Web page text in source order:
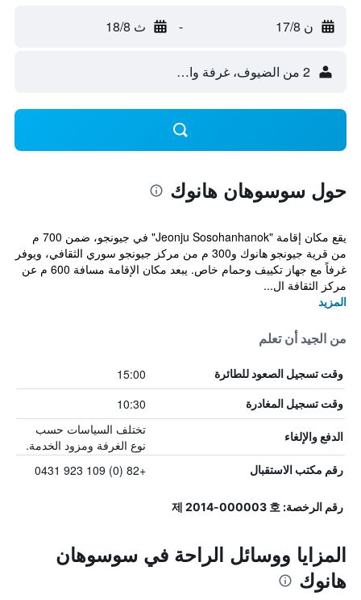
ن 17/8 - ث 18/8
2 من الضيوف، غرفة واحدة
حول سوسوهان هانوك
يقع مكان إقامة "Jeonju Sosohanhanok" في جيونجو، ضمن 700 م
من قرية جيونجو هانوك و300 م من مركز جيونجو سوري الثقافي، ويوفر
غرفاً مع جهاز تكييف وحمام خاص. يبعد مكان الإقامة مسافة 600 م عن
مركز الثقافة ال...
المزيد
من الجيد أن تعلم
وقت تسجيل الصعود للطائرة 15:00
وقت تسجيل المغادرة 10:30
الدفع والإلغاء
تختلف السياسات حسب
نوع الغرفة ومزود الخدمة.
رقم مكتب الاستقبال +82 (0) 109 923 0431
رقم الرخصة: 제 2014-000003 호
المزايا ووسائل الراحة في سوسوهان
هانوك